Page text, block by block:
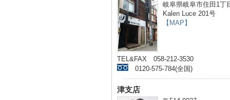
岐阜県岐阜市住田1丁
Kalen Luce 201号
【MAP】
TEL&FAX 058-212-3530
0120-575-784(全国)
津支店